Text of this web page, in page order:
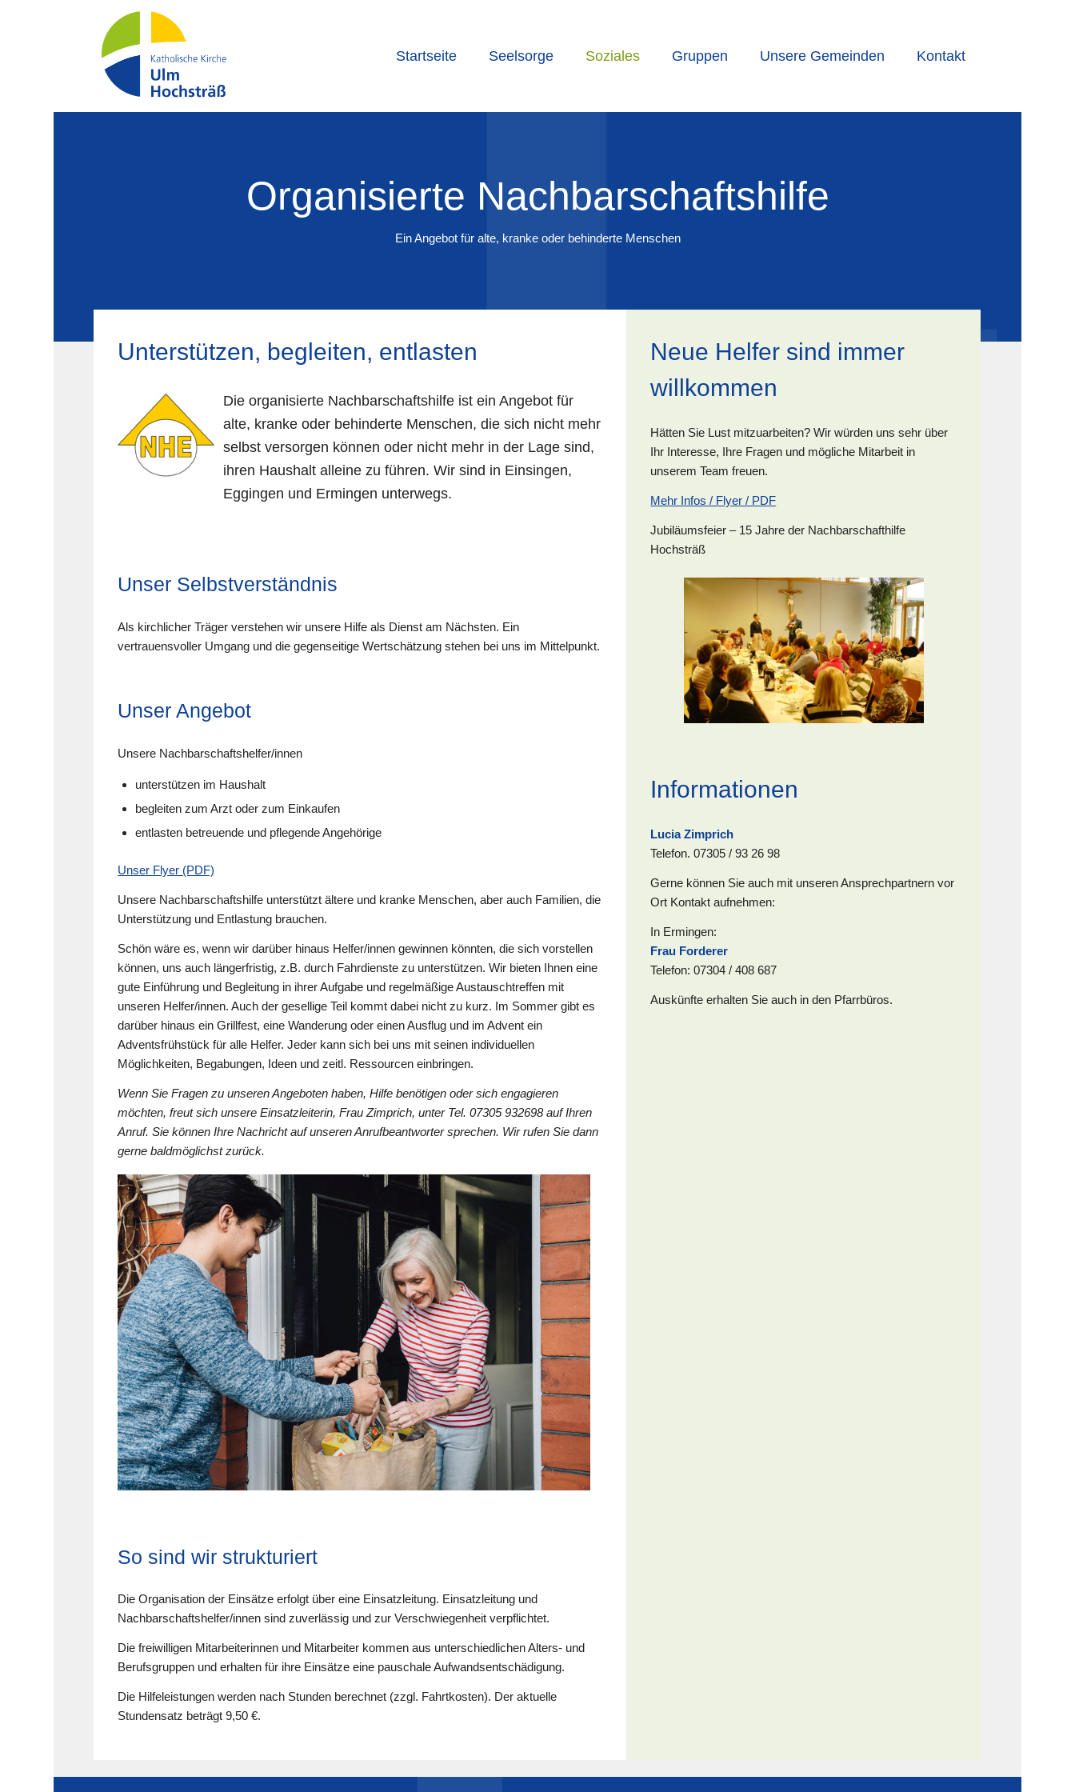
Startseite Seelsorge Soziales Gruppen Unsere Gemeinden Kontakt
Organisierte Nachbarschaftshilfe
Ein Angebot für alte, kranke oder behinderte Menschen
Unterstützen, begleiten, entlasten
Die organisierte Nachbarschaftshilfe ist ein Angebot für
alte, kranke oder behinderte Menschen, die sich nicht mehr
selbst versorgen können oder nicht mehr in der Lage sind,
ihren Haushalt alleine zu führen. Wir sind in Einsingen,
Eggingen und Ermingen unterwegs.
Unser Selbstverständnis
Als kirchlicher Träger verstehen wir unsere Hilfe als Dienst am Nächsten. Ein
vertrauensvoller Umgang und die gegenseitige Wertschätzung stehen bei uns im Mittelpunkt.
Unser Angebot
Unsere Nachbarschaftshelfer/innen
unterstützen im Haushalt
begleiten zum Arzt oder zum Einkaufen
entlasten betreuende und pflegende Angehörige
Unser Flyer (PDF)
Unsere Nachbarschaftshilfe unterstützt ältere und kranke Menschen, aber auch Familien, die
Unterstützung und Entlastung brauchen.
Schön wäre es, wenn wir darüber hinaus Helfer/innen gewinnen könnten, die sich vorstellen
können, uns auch längerfristig, z.B. durch Fahrdienste zu unterstützen. Wir bieten Ihnen eine
gute Einführung und Begleitung in ihrer Aufgabe und regelmäßige Austauschtreffen mit
unseren Helfer/innen. Auch der gesellige Teil kommt dabei nicht zu kurz. Im Sommer gibt es
darüber hinaus ein Grillfest, eine Wanderung oder einen Ausflug und im Advent ein
Adventsfrühstück für alle Helfer. Jeder kann sich bei uns mit seinen individuellen
Möglichkeiten, Begabungen, Ideen und zeitl. Ressourcen einbringen.
Wenn Sie Fragen zu unseren Angeboten haben, Hilfe benötigen oder sich engagieren
möchten, freut sich unsere Einsatzleiterin, Frau Zimprich, unter Tel. 07305 932698 auf Ihren
Anruf. Sie können Ihre Nachricht auf unseren Anrufbeantworter sprechen. Wir rufen Sie dann
gerne baldmöglichst zurück.
So sind wir strukturiert
Die Organisation der Einsätze erfolgt über eine Einsatzleitung. Einsatzleitung und
Nachbarschaftshelfer/innen sind zuverlässig und zur Verschwiegenheit verpflichtet.
Die freiwilligen Mitarbeiterinnen und Mitarbeiter kommen aus unterschiedlichen Alters- und
Berufsgruppen und erhalten für ihre Einsätze eine pauschale Aufwandsentschädigung.
Die Hilfeleistungen werden nach Stunden berechnet (zzgl. Fahrtkosten). Der aktuelle
Stundensatz beträgt 9,50 €.
Neue Helfer sind immer
willkommen
Hätten Sie Lust mitzuarbeiten? Wir würden uns sehr über
Ihr Interesse, Ihre Fragen und mögliche Mitarbeit in
unserem Team freuen.
Mehr Infos / Flyer / PDF
Jubiläumsfeier – 15 Jahre der Nachbarschafthilfe
Hochsträß
Informationen
Lucia Zimprich
Telefon. 07305 / 93 26 98
Gerne können Sie auch mit unseren Ansprechpartnern vor
Ort Kontakt aufnehmen:
In Ermingen:
Frau Forderer
Telefon: 07304 / 408 687
Auskünfte erhalten Sie auch in den Pfarrbüros.